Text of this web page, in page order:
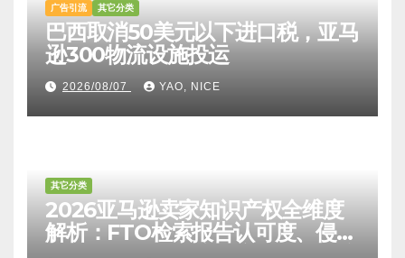
广告引流 其它分类
巴西取消50美元以下进口税，亚马
逊300物流设施投运
2026/08/07 YAO, NICE
其它分类
2026亚马逊卖家知识产权全维度
解析：FTO检索报告认可度、侵权